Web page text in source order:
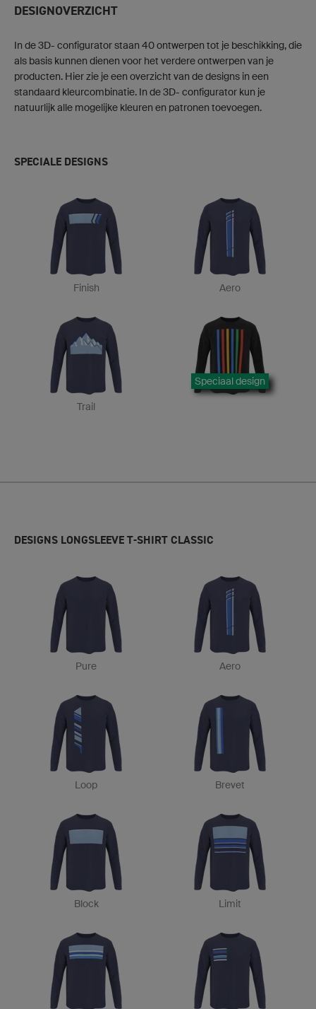
DESIGNOVERZICHT
In de 3D- configurator staan 40 ontwerpen tot je beschikking, die
als basis kunnen dienen voor het verdere ontwerpen van je
producten. Hier zie je een overzicht van de designs in een
standaard kleurcombinatie. In de 3D- configurator kun je
natuurlijk alle mogelijke kleuren en patronen toevoegen.
SPECIALE DESIGNS
Finish Aero
Trail
Speciaal design
DESIGNS LONGSLEEVE T-SHIRT CLASSIC
Pure Aero
Loop Brevet
Block Limit